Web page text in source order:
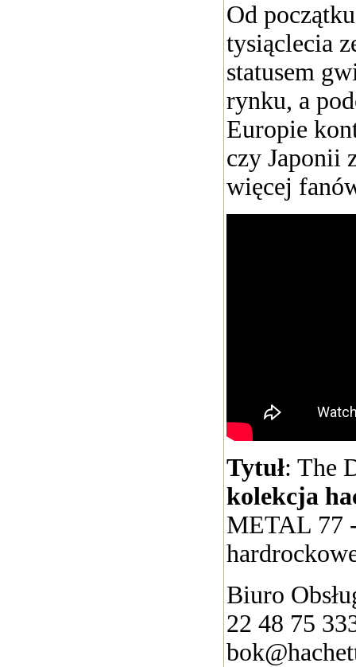
Od
tysiąclecia
statusem
rynku, a
Europie
czy Japonii
więcej
Tytuł: The
kolekcja
METAL 77
Biuro
22 48 75